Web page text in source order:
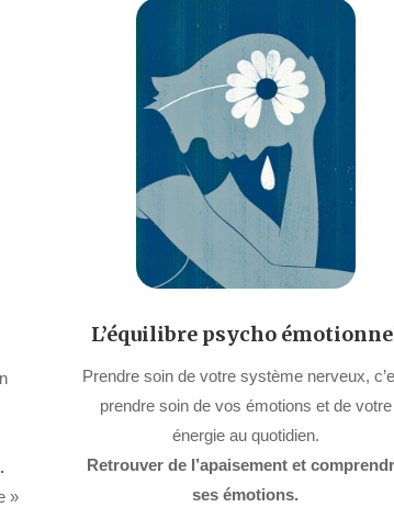
»
L’équilibre psycho
Prendre soin de votre système nerveux,
prendre soin de vos émotions et de votre
énergie au quotidien.
Retrouver de l’apaisement et
ses émotions.